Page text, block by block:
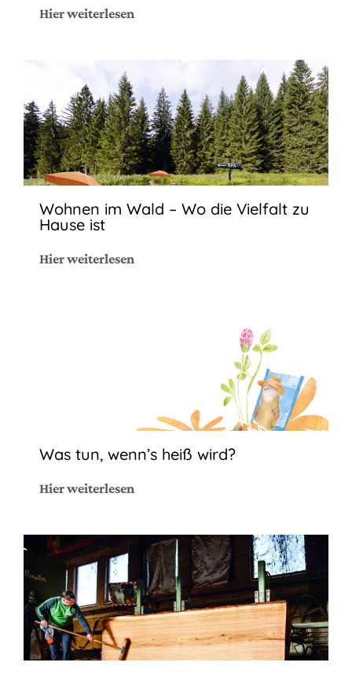
Hier weiterlesen
Wohnen im Wald – Wo die Vielfalt zu
Hause ist
Hier weiterlesen
Was tun, wenn’s heiß wird?
Hier weiterlesen